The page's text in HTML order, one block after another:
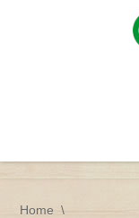
Home